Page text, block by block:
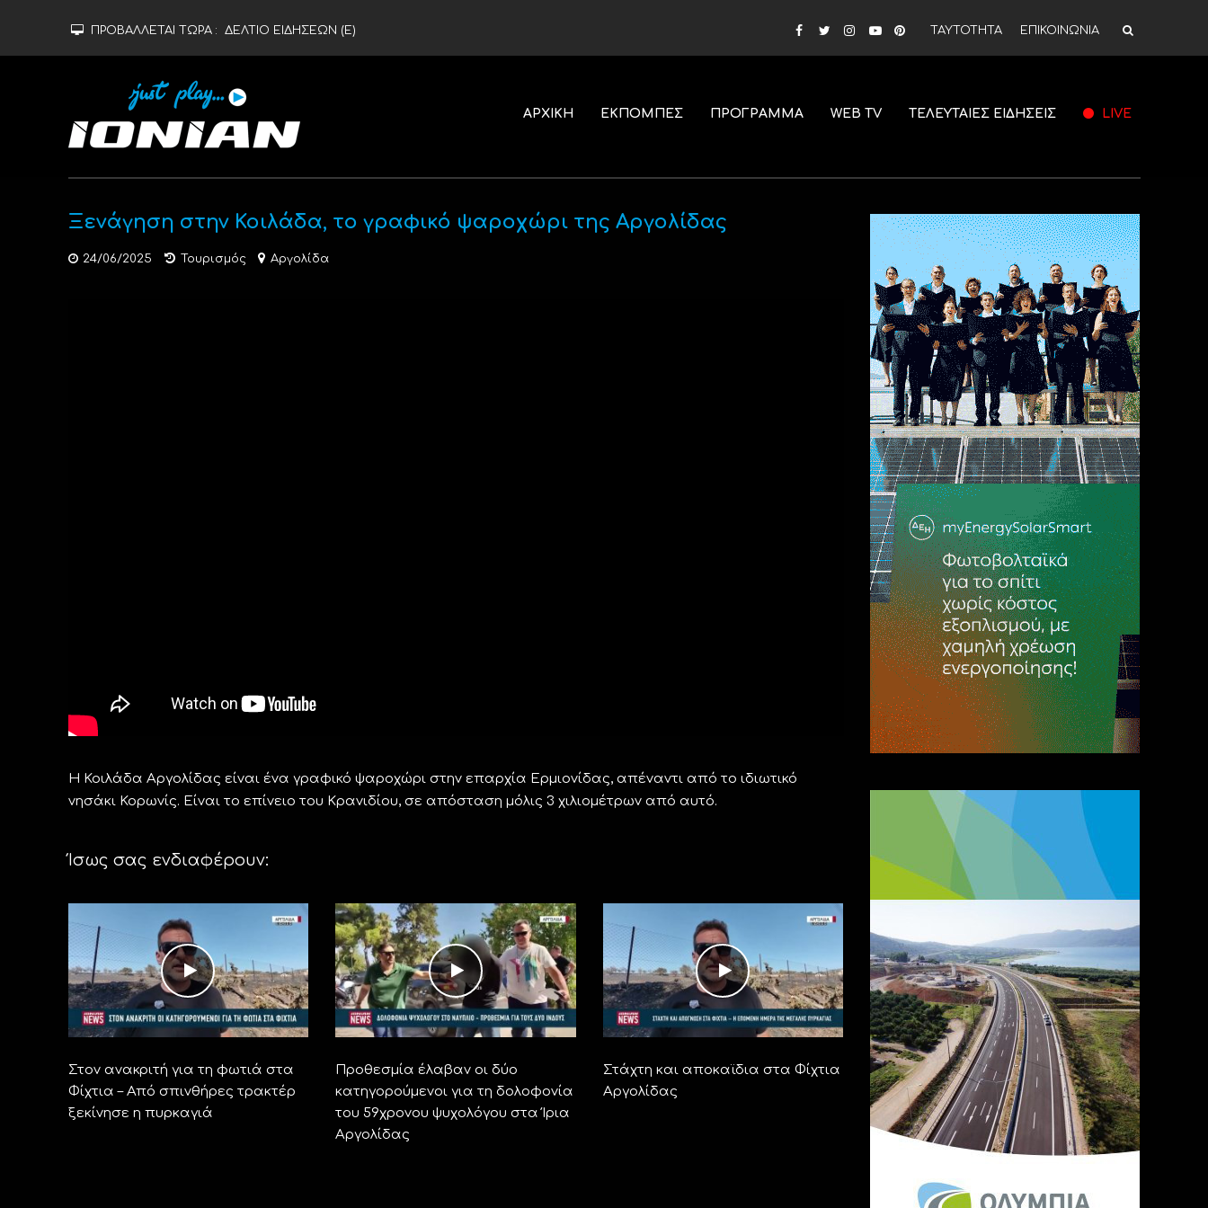
ΠΡΟΒΑΛΛΕΤΑΙ ΤΩΡΑ : ΔΕΛΤΙΟ ΕΙΔΗΣΕΩΝ (Ε) ΤΑΥΤΟΤΗΤΑ ΕΠΙΚΟΙΝΩΝΙΑ
ΑΡΧΙΚΗ ΕΚΠΟΜΠΕΣ ΠΡΟΓΡΑΜΜΑ WEB TV ΤΕΛΕΥΤΑΙΕΣ ΕΙΔΗΣΕΙΣ LIVE
Ξενάγηση στην Κοιλάδα, το γραφικό ψαροχώρι της Αργολίδας
24/06/2025 Τουρισμός Αργολίδα
Η Κοιλάδα Αργολίδας είναι ένα γραφικό ψαροχώρι στην επαρχία Ερμιονίδας, απέναντι από το ιδιωτικό
νησάκι Κορωνίς. Είναι το επίνειο του Κρανιδίου, σε απόσταση μόλις 3 χιλιομέτρων από αυτό.
Ίσως σας ενδιαφέρουν:
Στον ανακριτή για τη φωτιά στα
Φίχτια – Από σπινθήρες τρακτέρ
ξεκίνησε η πυρκαγιά
Προθεσμία έλαβαν οι δύο
κατηγορούμενοι για τη δολοφονία
του 59χρονου ψυχολόγου στα Ίρια
Αργολίδας
Στάχτη και αποκαϊδια στα Φίχτια
Αργολίδας